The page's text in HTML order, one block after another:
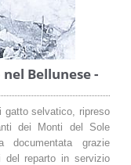
Bellunese -
gatto selvatico, ripreso
dei Monti del Sole
grazie
del reparto in servizio